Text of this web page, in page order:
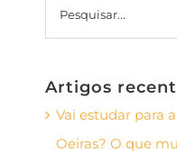
Artigos
Vai estudar para
Oeiras? O que